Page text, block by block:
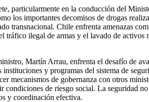
particularmente en la conducción del
los importantes decomisos de drogas
transnacional. Chile enfrenta amenazas
tráfico ilegal de armas y el lavado de
Martín Arrau, enfrenta el desafío de
instituciones y programas del sistema de
mecanismos de gobernanza con otros
de riesgo social. La seguridad
y coordinación efectiva.